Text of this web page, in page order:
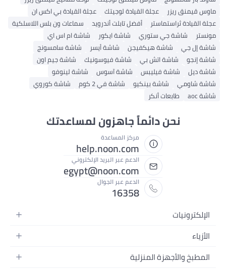
ماوس قيمنق ريزر
عجلة القيادة لوجيتك
عجلة القيادة بي اكس ان
عجلة القيادة ثراستماستر
أفضل تابلت أندرويد
سماعات ون بلس اللاسلكية
مونستر
شاشة جي ستوري شاشة ايكور
شاشة ام اس اي
شاشة إل جي
شاشة هيكفيجن شاشة أيسر
شاشة سامسونج
شاشة إنجو
شاشة اتش بي شاشة فيوسونيك
شاشة جيم اون
شاشة ديل
شاشة فيليبس شاشة آسوس
شاشة لينوفو
شاشة شاومي
شاشة بينكيو شاشة في 2 كوم
شاشة كوروي
شاشة aoc
طابعات أنكر
نحن دائماً جاهزون لمساعدتك
مركز المساعدة
help.noon.com
الدعم عبر البريد الإلكتروني
egypt@noon.com
الدعم عبر الجوال
16358
الإلكترونيات
الهواتف المتحركة
أجهزة الكمبيوتر المحمولة
الأزياء
أزياء نسائية
المطبخ والأجهزة المنزلية